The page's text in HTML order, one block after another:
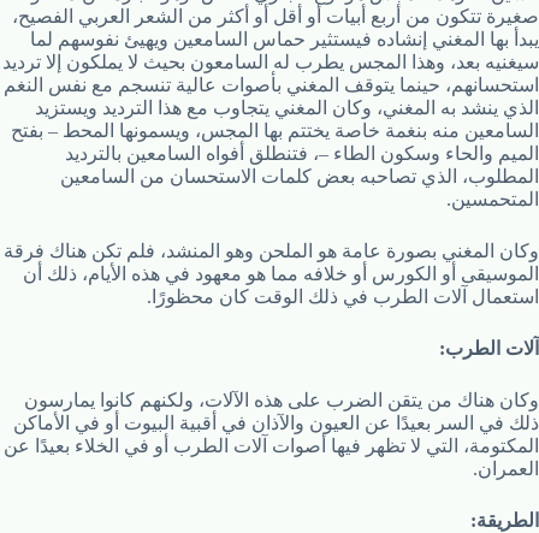
صغيرة تتكون من أربع أبيات أو أقل أو أكثر من الشعر العربي الفصيح،
يبدأ بها المغني إنشاده فيستثير حماس السامعين ويهيئ نفوسهم لما
سيغنيه بعد، وهذا المجس يطرب له السامعون بحيث لا يملكون إلا ترديد
استحسانهم، حينما يتوقف المغني بأصوات عالية تنسجم مع نفس النغم
الذي ينشد به المغني، وكان المغني يتجاوب مع هذا الترديد ويستزيد
السامعين منه بنغمة خاصة يختتم بها المجس، ويسمونها المحط – بفتح
الميم والحاء وسكون الطاء –، فتنطلق أفواه السامعين بالترديد
المطلوب، الذي تصاحبه بعض كلمات الاستحسان من السامعين
المتحمسين.
وكان المغني بصورة عامة هو الملحن وهو المنشد، فلم تكن هناك فرقة
الموسيقى أو الكورس أو خلافه مما هو معهود في هذه الأيام، ذلك أن
استعمال آلات الطرب في ذلك الوقت كان محظورًا.
آلات الطرب:
وكان هناك من يتقن الضرب على هذه الآلات، ولكنهم كانوا يمارسون
ذلك في السر بعيدًا عن العيون والآذان في أقبية البيوت أو في الأماكن
المكتومة، التي لا تظهر فيها أصوات آلات الطرب أو في الخلاء بعيدًا عن
العمران.
الطريقة: